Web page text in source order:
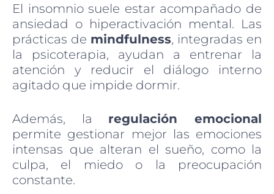
El insomnio suele estar acompañado de
ansiedad o hiperactivación mental. Las
prácticas de mindfulness, integradas en
la psicoterapia, ayudan a entrenar la
atención y reducir el diálogo interno
agitado que impide dormir.
Además, la regulación emocional
permite gestionar mejor las emociones
intensas que alteran el sueño, como la
culpa, el miedo o la preocupación
constante.